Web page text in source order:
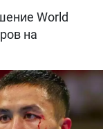
World
на